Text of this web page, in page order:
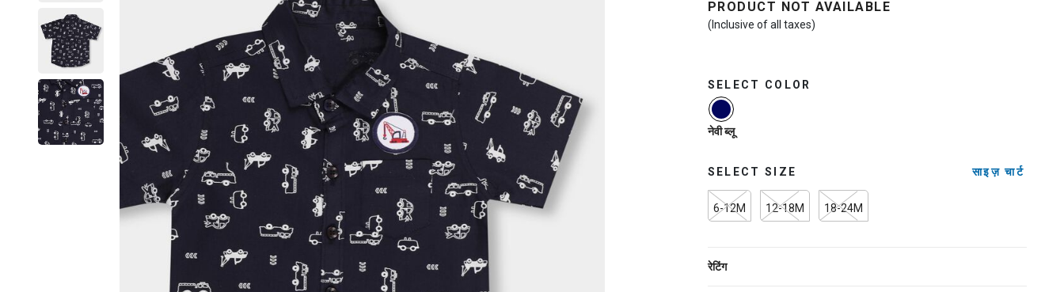
PRODUCT NOT AVAILABLE
(Inclusive of all taxes)
SELECT COLOR
selected
नेवी ब्लू
SELECT SIZE साइज़ चार्ट
6-12M 12-18M 18-24M
रेटिंग